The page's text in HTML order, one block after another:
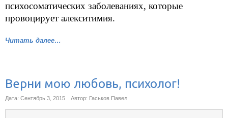
психосоматических заболеваниях, которые
провоцирует алекситимия.
Читать далее…
Верни мою любовь, психолог!
Дата: Сентябрь 3, 2015 Автор: Гаськов Павел